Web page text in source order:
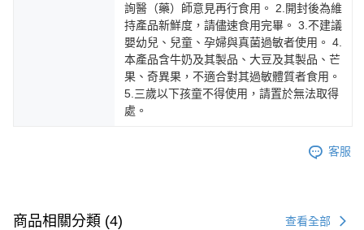
詢醫（藥）師意見再行食用。 2.開封後為維
持產品新鮮度，請儘速食用完畢。 3.不建議
嬰幼兒、兒童、孕婦與真菌過敏者使用。 4.
本產品含牛奶及其製品、大豆及其製品、芒
果、奇異果，不適合對其過敏體質者食用。
5.三歲以下孩童不得使用，請置於無法取得
處。
客服
商品相關分類 (4) 查看全部